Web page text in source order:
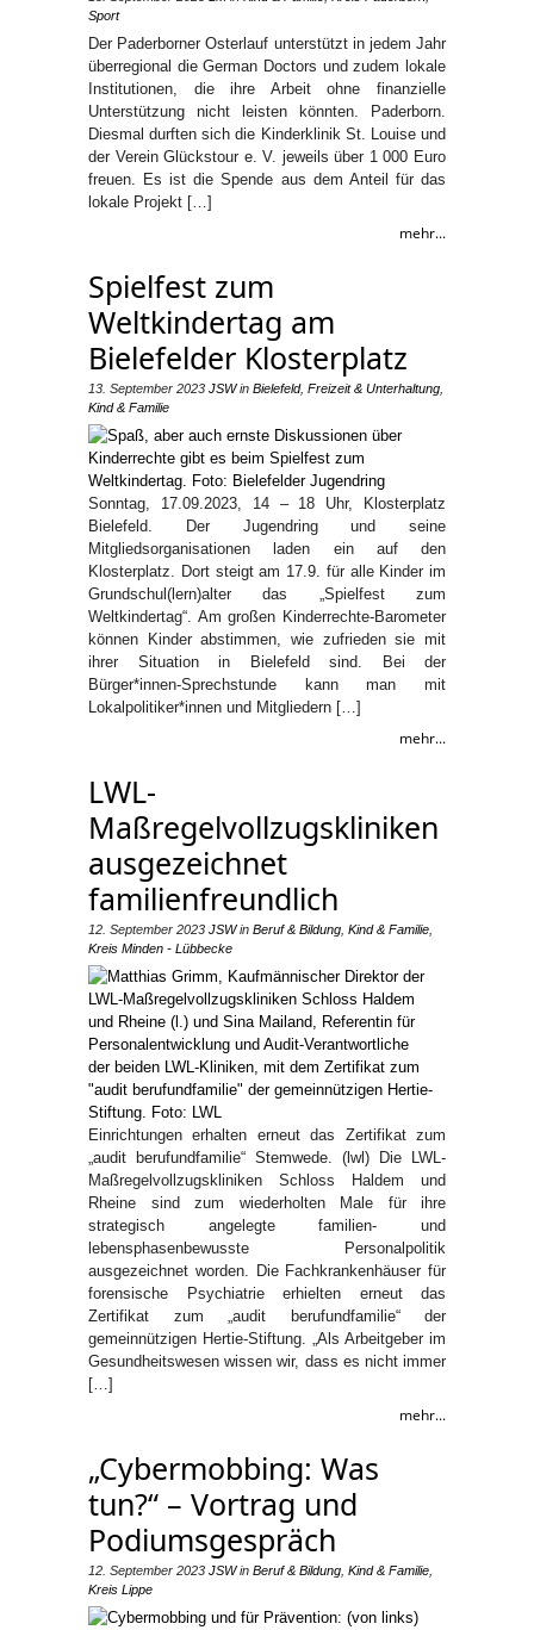
Sport
Der Paderborner Osterlauf unterstützt in jedem Jahr
überregional die German Doctors und zudem lokale
Institutionen, die ihre Arbeit ohne finanzielle
Unterstützung nicht leisten könnten. Paderborn.
Diesmal durften sich die Kinderklinik St. Louise und
der Verein Glückstour e. V. jeweils über 1 000 Euro
freuen. Es ist die Spende aus dem Anteil für das
lokale Projekt […]
mehr...
Spielfest zum
Weltkindertag am
Bielefelder Klosterplatz
13. September 2023 JSWin Bielefeld, Freizeit & Unterhaltung
Kind & Familie
Sonntag, 17.09.2023, 14 – 18 Uhr, Klosterplatz
Bielefeld. Der Jugendring und seine
Mitgliedsorganisationen laden ein auf den
Klosterplatz. Dort steigt am 17.9. für alle Kinder im
Grundschul(lern)alter das „Spielfest zum
Weltkindertag“. Am großen Kinderrechte-Barometer
können Kinder abstimmen, wie zufrieden sie mit
ihrer Situation in Bielefeld sind. Bei der
Bürger*innen-Sprechstunde kann man mit
Lokalpolitiker*innen und Mitgliedern […]
mehr...
LWL-
Maßregelvollzugskliniken
ausgezeichnet
familienfreundlich
12. September 2023 JSWin Beruf & Bildung Kind & Familie
Kreis Minden - Lübbecke
Einrichtungen erhalten erneut das Zertifikat zum
„audit berufundfamilie“ Stemwede. (lwl) Die LWL-
Maßregelvollzugskliniken Schloss Haldem und
Rheine sind zum wiederholten Male für ihre
strategisch angelegte familien- und
lebensphasenbewusste Personalpolitik
ausgezeichnet worden. Die Fachkrankenhäuser für
forensische Psychiatrie erhielten erneut das
Zertifikat zum „audit berufundfamilie“ der
gemeinnützigen Hertie-Stiftung. „Als Arbeitgeber im
Gesundheitswesen wissen wir, dass es nicht immer
[…]
mehr...
„Cybermobbing: Was
tun?“ – Vortrag und
Podiumsgespräch
12. September 2023 JSWin Beruf & Bildung Kind & Familie
Kreis Lippe